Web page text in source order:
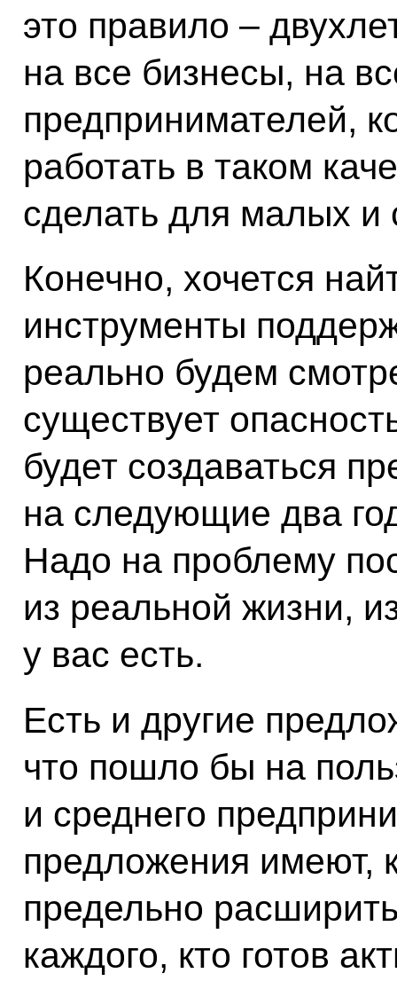
это правило –
на все бизнесы, на
предпринимателей,
работать в таком
сделать для малых и
Конечно, хочется
инструменты
реально будем
существует
будет создаваться
на следующие два
Надо на проблему
из реальной жизни,
у вас есть.
Есть и другие
что пошло бы на
и среднего
предложения имеют,
предельно
каждого, кто готов